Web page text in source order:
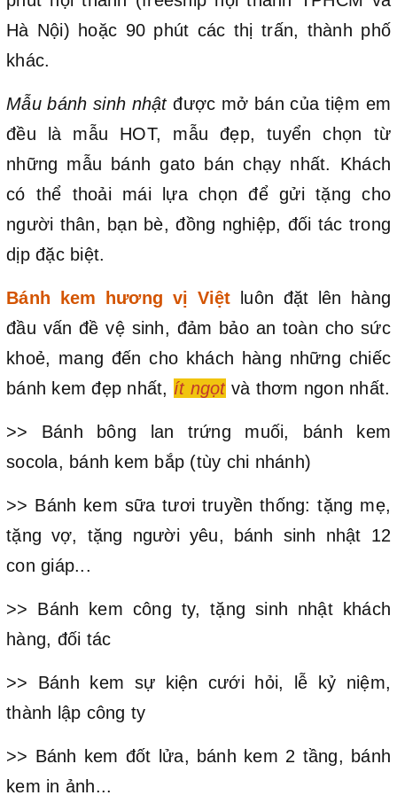
Hà Nội) hoặc 90 phút các thị trấn, thành phố
khác.
Mẫu bánh sinh nhậtđược mở bán của tiệm em
đều là mẫu HOT, mẫu đẹp, tuyển chọn từ
những mẫu bánh gato bán chạy nhất. Khách
có thể thoải mái lựa chọn để gửi tặng cho
người thân, bạn bè, đồng nghiệp, đối tác trong
dịp đặc biệt.
Bánh kem hương vị Việt luôn đặt lên hàng
đầu vấn đề vệ sinh, đảm bảo an toàn cho sức
khoẻ, mang đến cho khách hàng những chiếc
bánh kem đẹp nhất, ít ngọt và thơm ngon nhất.
>> Bánh bông lan trứng muối, bánh kem
socola, bánh kem bắp (tùy chi nhánh)
>> Bánh kem sữa tươi truyền thống: tặng mẹ,
tặng vợ, tặng người yêu, bánh sinh nhật 12
con giáp...
>> Bánh kem công ty, tặng sinh nhật khách
hàng, đối tác
>> Bánh kem sự kiện cưới hỏi, lễ kỷ niệm,
thành lập công ty
>> Bánh kem đốt lửa, bánh kem 2 tầng, bánh
kem in ảnh...